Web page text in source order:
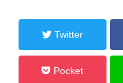
Twitter
Pocket